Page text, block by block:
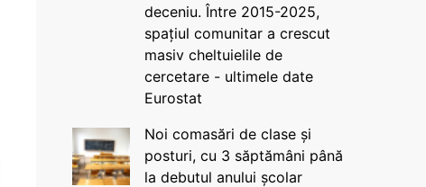
deceniu. Între 2015-2025,
spațiul comunitar a crescut
masiv cheltuielile de
cercetare - ultimele date
Eurostat
Noi comasări de clase și
posturi, cu 3 săptămâni până
la debutul anului școlar